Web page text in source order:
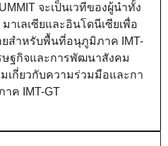
จะเป็นเวทีของผู้นำทั้ง
าเลเซียและอินโดนีเซียเพื่อ
ยสำหรับพื้นที่อนุภูมิภาค IMT-
ษฐกิจและการพัฒนาสังคม
เกี่ยวกับความร่วมมือและกา
ค IMT-GT